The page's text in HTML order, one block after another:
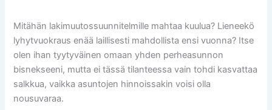
Mitähän lakimuutossuunnitelmille mahtaa kuulua? Lieneekö
lyhytvuokraus enää laillisesti mahdollista ensi vuonna? Itse
olen ihan tyytyväinen omaan yhden perheasunnon
bisnekseeni, mutta ei tässä tilanteessa vain tohdi kasvattaa
salkkua, vaikka asuntojen hinnoissakin voisi olla
nousuvaraa.